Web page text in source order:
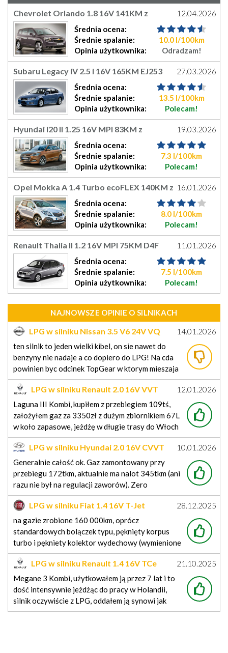
NAJNOWSZE OPINIE O SILNIKACH
Chevrolet Orlando 1.8 16V 141KM z
fabrycznym LPG
12.04.2026
Średnia ocena:
Średnie spalanie:
10.0 l/100km
Opinia użytkownika: Odradzam!
LPG w silniku Nissan 3.5 V6 24V VQ
14.01.2026
ten silnik to jeden wielki kibel, on sie nawet do
benzyny nie nadaje a co dopiero do LPG! Na cda
powinien byc odcinek TopGear w ktorym mieszaja
z blotem nissana 350z z tym silnikiem. A to zadna
japonia tyko silnik od zabojadow od brzydala
renault velsatis ktory wciskali pozniej w
Subaru Legacy IV 2.5 i 16V 165KM EJ253
Benzyna+LPG
27.03.2026
Średnia ocena:
Średnie spalanie:
13.5 l/100km
Opinia użytkownika: Polecam!
LPG w silniku Renault 2.0 16V VVT
M4R
12.01.2026
Laguna III Kombi, kupiłem z przebiegiem 109tś,
założyłem gaz za 3350zł z dużym zbiornikiem 67L
w koło zapasowe, jeżdżę w długie trasy do Włoch
i na tym zbiorniku przejeżdżam 560-590km w
zależności od odciążenia auta, obecnie mam
przebieg 256tś. poza wyminą filtrów i oleju w
silniku nic nie robiłem, wszystko
Hyundai i20 II 1.25 16V MPI 83KM z
fabrycznym LPG
19.03.2026
Średnia ocena:
Średnie spalanie:
7.3 l/100km
Opinia użytkownika: Polecam!
LPG w silniku Hyundai 2.0 16V CVVT
Beta II
10.01.2026
Generalnie całość ok. Gaz zamontowany przy
przebiegu 172tkm, aktualnie ma nalot 345tkm (ani
razu nie był na regulacji zaworów). Zero
problemów z instalacją. Oczywiście sam silnik w
sobie mało dynamiczny (raptem 140KM), ale
przejechanie 350km na pełnej butli za 120-140zł
każdorazowo przy dystrybutorze rekompensuje
żyłkę rajdowca.
Opel Mokka A 1.4 Turbo ecoFLEX 140KM z
fabrycznym LPG
16.01.2026
Średnia ocena:
Średnie spalanie:
8.0 l/100km
Opinia użytkownika: Polecam!
LPG w silniku Fiat 1.4 16V T-Jet
28.12.2025
na gazie zrobione 160 000km, oprócz
standardowych bolączek typu, pęknięty korpus
turbo i pękniety kolektor wydechowy (wymienione
na poliftowe) to tylko separator oleju zmieniłem i
cykliczne eksploatacyjne czyli oleje i filtry.
Spalanie 8.4l / 100 LPG w trybie mieszanym. Fiat
to miał łeb wykorzystać stare 1.2 16v, zwiększyć
nieco pojemność
Renault Thalia II 1.2 16V MPI 75KM D4F
Benzyna+LPG
11.01.2026
Średnia ocena:
Średnie spalanie:
7.5 l/100km
Opinia użytkownika: Polecam!
LPG w silniku Renault 1.4 16V TCe
H4Jt
21.10.2025
Megane 3 Kombi, użytkowałem ją przez 7 lat i to
dość intensywnie jeżdżąc do pracy w Holandii,
silnik oczywiście z LPG, oddałem ją synowi jak
zrobił prawko, teraz auto ma przebieg ponad